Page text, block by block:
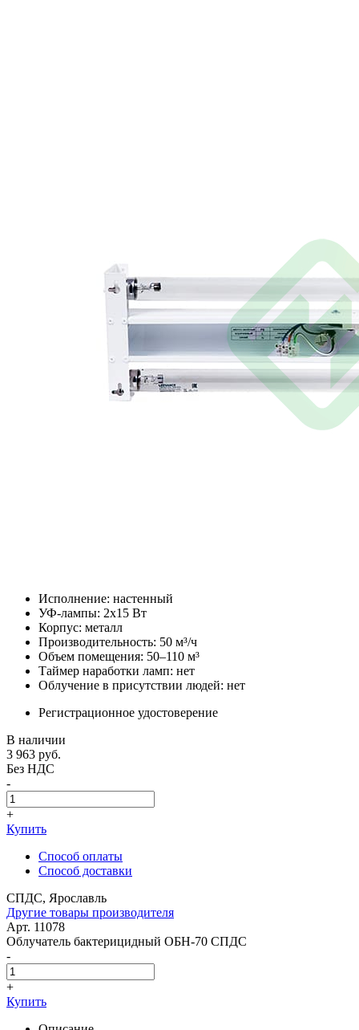
Исполнение: настенный
УФ-лампы: 2x15 Вт
Корпус: металл
Производительность: 50 м³/ч
Объем помещения: 50–110 м³
Таймер наработки ламп: нет
Облучение в присутствии людей: нет
Регистрационное удостоверение
В наличии
3 963 руб.
Без НДС
-
+
Купить
Способ оплаты
Способ доставки
СПДС, Ярославль
Другие товары производителя
Арт. 11078
Облучатель бактерицидный ОБН-70 СПДС
-
+
Купить